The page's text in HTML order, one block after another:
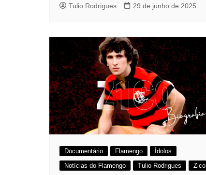
Tulio Rodrigues 29 de junho de 2025
Documentário Flamengo
Ídolos
Notícias do Flamengo
Tulio Rodrigues Zico